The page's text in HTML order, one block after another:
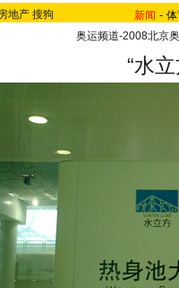
地产 搜狗 新闻 -
奥运频道-2008北京
“水